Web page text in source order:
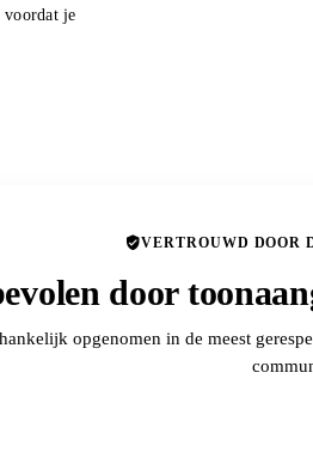
voordat je
VERTROUWD DOOR
door
opgenomen in de meest